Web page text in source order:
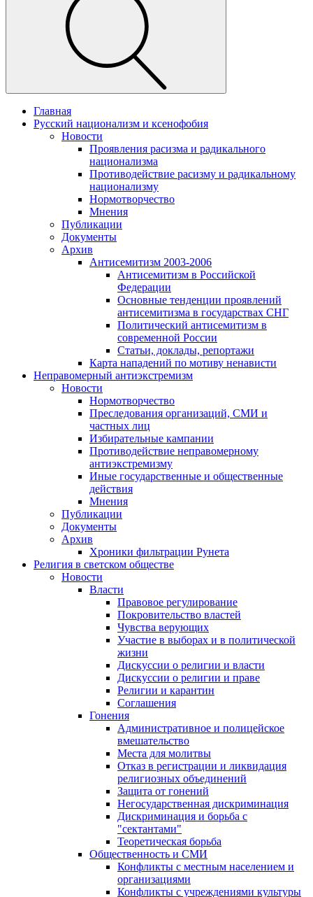
Главная
Русский национализм и ксенофобия
Новости
Проявления расизма и радикального
национализма
Противодействие расизму и радикальному
национализму
Нормотворчество
Мнения
Публикации
Документы
Архив
Антисемитизм 2003-2006
Антисемитизм в Российской
Федерации
Основные тенденции проявлений
антисемитизма в государствах СНГ
Политический антисемитизм в
современной России
Статьи, доклады, репортажи
Карта нападений по мотиву ненависти
Неправомерный антиэкстремизм
Новости
Нормотворчество
Преследования организаций, СМИ и
частных лиц
Избирательные кампании
Противодействие неправомерному
антиэкстремизму
Иные государственные и общественные
действия
Мнения
Публикации
Документы
Архив
Хроники фильтрации Рунета
Религия в светском обществе
Новости
Власти
Правовое регулирование
Покровительство властей
Чувства верующих
Участие в выборах и в политической
жизни
Дискуссии о религии и власти
Дискуссии о религии и праве
Религии и карантин
Соглашения
Гонения
Административное и полицейское
вмешательство
Места для молитвы
Отказ в регистрации и ликвидация
религиозных объединений
Защита от гонений
Негосударственная дискриминация
Дискриминация и борьба с
"сектантами"
Теоретическая борьба
Общественность и СМИ
Конфликты с местным населением и
организациями
Конфликты с учреждениями культуры